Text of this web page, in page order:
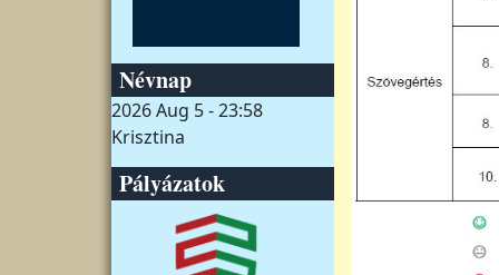
Névnap
2026 Aug 5 - 23:58
Krisztina
Pályázatok